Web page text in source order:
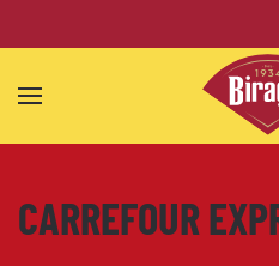
Skip to main content
CARREFOUR